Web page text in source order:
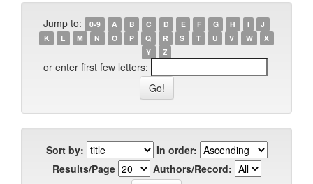
Jump to: 0-9 A B C D E F G H I
J
K
L M N O P Q R S T U V W
X
Y
Z
or enter first few letters:
Sort by:
In order:
Results/Page
Authors/Record: